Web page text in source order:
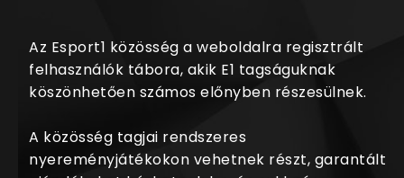
Az Esport1 közösség a weboldalra regisztrált
felhasználók tábora, akik E1 tagságuknak
köszönhetően számos előnyben részesülnek.
A közösség tagjai rendszeres
nyereményjátékokon vehetnek részt, garantált